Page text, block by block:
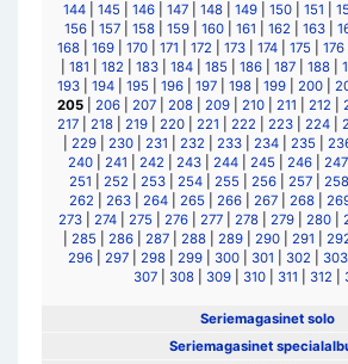
144
145 146 147 148 149 150 151
156| 157| 158| 159| 160| 161 162 163|
168| 169| 170| 171 172 173| 174| 175 176|
181 182 183| 184| 185 186| 187| 188|
193
194 195 196 197 198 199 200
205| 206| 207| 208| 209| 210| 211 212
217
218 219 220 221 222 223 224
229 230 231 232 233 234 235
240| 241 242 243| 244| 245 246| 247
251
252 253| 254| 255 256| 257| 258
262
263 264 265 266 267 268
273| 274| 275 276| 277| 278| 279| 280|
285 286 287 288 289 290 291
296| 297| 298| 299| 300| 301 302 303
307| 308| 309| 310| 311 312
Seriemagasinet solo
Seriemagasinet